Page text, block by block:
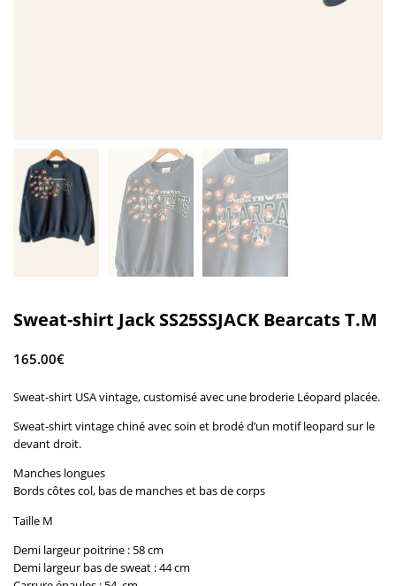
Sweat-shirt Jack SS25SSJACK Bearcats T.M
165.00€
Sweat-shirt USA vintage, customisé avec une broderie Léopard placée.
Sweat-shirt vintage chiné avec soin et brodé d’un motif leopard sur le
devant droit.
Manches longues
Bords côtes col, bas de manches et bas de corps
Taille M
Demi largeur poitrine : 58 cm
Demi largeur bas de sweat :44cm